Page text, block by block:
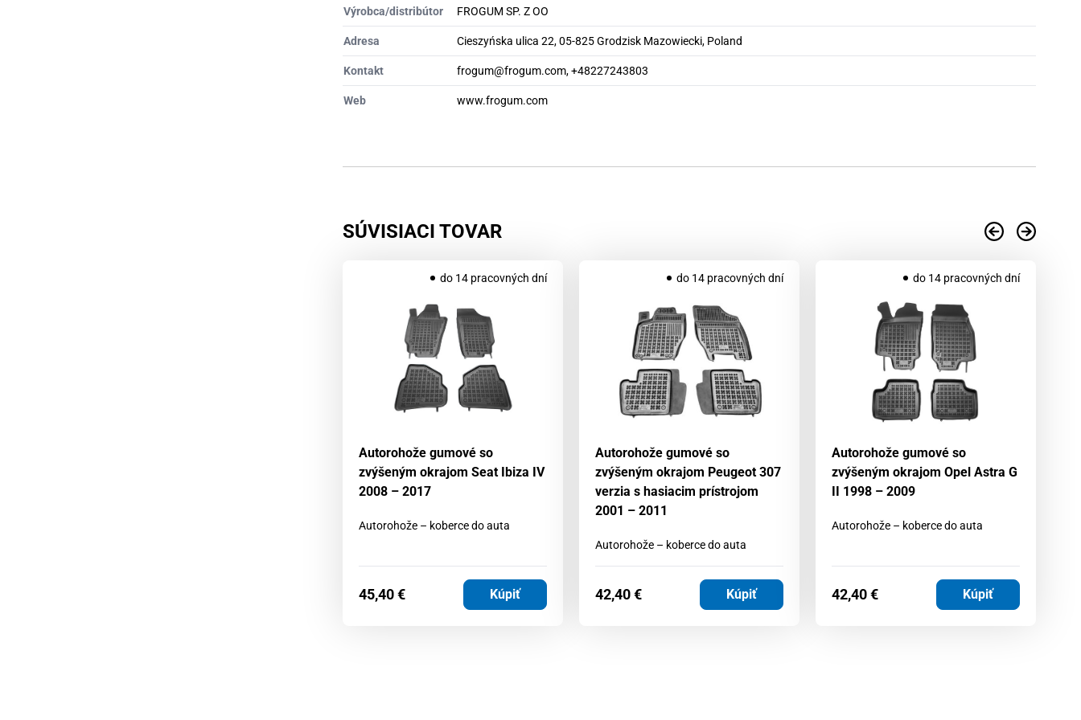
Výrobca/distribútor FROGUM SP. Z OO
Adresa Cieszyńska ulica 22, 05-825 Grodzisk Mazowiecki, Poland
Kontakt frogum@frogum.com, +48227243803
Web www.frogum.com
SÚVISIACI TOVAR
do 14 pracovných dní
Autorohože gumové so
zvýšeným okrajom Seat Ibiza IV
2008 – 2017
Autorohože – koberce do auta
45,40€ Kúpiť
do 14 pracovných dní
Autorohože gumové so
zvýšeným okrajom Peugeot 307
verzia s hasiacim prístrojom
2001 – 2011
Autorohože – koberce do auta
42,40€ Kúpiť
do 14 pracovných dní
Autorohože gumové so
zvýšeným okrajom Opel Astra G
II 1998 – 2009
Autorohože – koberce do auta
42,40€ Kúpiť